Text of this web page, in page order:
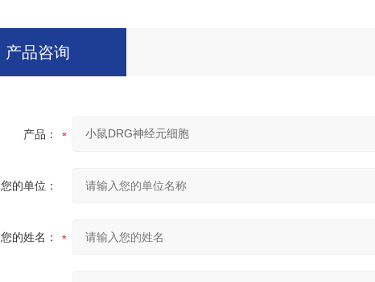
产品咨询
产品：
您的单位：
您的姓名：